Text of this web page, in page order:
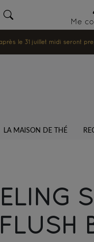
Me
le 31 juillet midi seront
LA MAISON DE THÉ